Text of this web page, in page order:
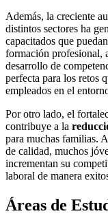
Además, la creciente
distintos sectores ha
capacitados que
formación profesional,
desarrollo de
perfecta para los retos
empleados en el
Por otro lado, el
contribuye a la
para muchas familias.
de calidad, muchos
incrementan su
laboral de manera
Áreas de